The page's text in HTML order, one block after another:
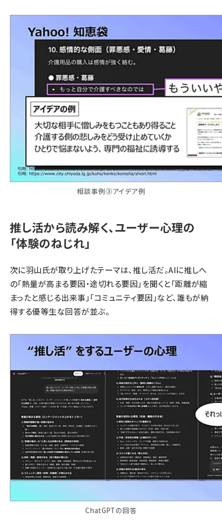
相談事例③アイデア例
推し活から読み解く、ユーザー心理の
「体験のねじれ」
次に羽山氏が取り上げたテーマは、推し活だ。AIに推しへ
の「熱量が高まる要因・途切れる要因」を聞くと「距離が縮
まったと感じる出来事」「コミュニティ要因」など、誰もが納
得する優等生な回答が並ぶ。
ChatGPTの回答